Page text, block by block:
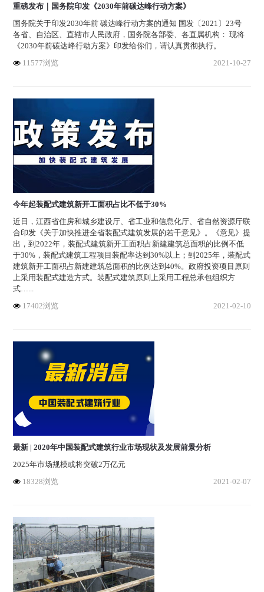
重磅发布｜国务院印发《2030年前碳达峰行动方案》
国务院关于印发2030年前 碳达峰行动方案的通知 国发〔2021〕23号
各省、自治区、直辖市人民政府，国务院各部委、各直属机构： 现将
《2030年前碳达峰行动方案》印发给你们，请认真贯彻执行。
11577浏览
2021-10-27
今年起装配式建筑新开工面积占比不低于30%
近日，江西省住房和城乡建设厅、省工业和信息化厅、省自然资源厅联
合印发《关于加快推进全省装配式建筑发展的若干意见》。《意见》提
出，到2022年，装配式建筑新开工面积占新建建筑总面积的比例不低
于30%，装配式建筑工程项目装配率达到30%以上；到2025年，装配式
建筑新开工面积占新建建筑总面积的比例达到40%。政府投资项目原则
上采用装配式建造方式。装配式建筑原则上采用工程总承包组织方
式…...
17402浏览
2021-02-10
最新 | 2020年中国装配式建筑行业市场现状及发展前景分析
2025年市场规模或将突破2万亿元
18328浏览
2021-02-07